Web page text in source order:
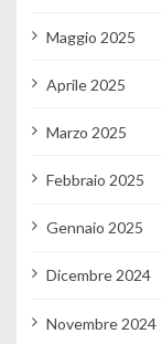
Maggio 2025
Aprile 2025
Marzo 2025
Febbraio 2025
Gennaio 2025
Dicembre 2024
Novembre 2024